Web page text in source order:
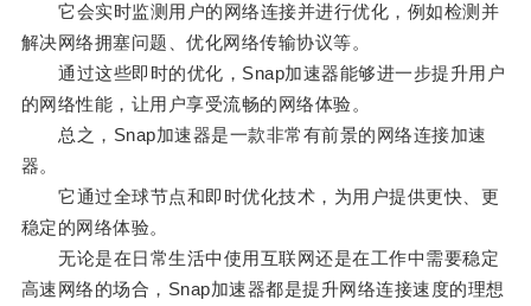
它会实时监测用户的网络连接并进行优化，例如检测并
解决网络拥塞问题、优化网络传输协议等。
通过这些即时的优化，Snap加速器能够进一步提升用户
的网络性能，让用户享受流畅的网络体验。
总之，Snap加速器是一款非常有前景的网络连接加速
器。
它通过全球节点和即时优化技术，为用户提供更快、更
稳定的网络体验。
无论是在日常生活中使用互联网还是在工作中需要稳定
高速网络的场合，Snap加速器都是提升网络连接速度的理想